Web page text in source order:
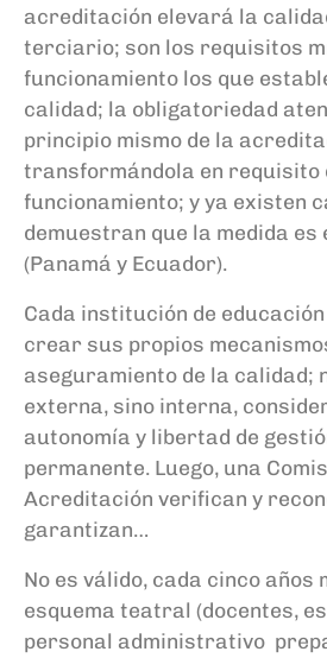
acreditación elevará la
terciario; son los requisitos
funcionamiento los que
calidad; la obligatoriedad
principio mismo de la
transformándola en requisito
funcionamiento; y ya existen
demuestran que la medida es
(Panamá y Ecuador).
Cada institución de
crear sus propios
aseguramiento de la calidad;
externa, sino interna,
autonomía y libertad de
permanente. Luego, una
Acreditación verifican y
garantizan…
No es válido, cada cinco años
esquema teatral (docentes,
personal administrativo